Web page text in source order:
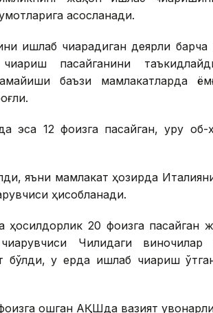
асосланади.
ишлаб чиқарадиган деярли барча
пасайганини
баъзи мамлакатларда
эса 12 фоизга пасайган, қуруқ об-
яъни мамлакат ҳозирда
ҳисобланади.
ҳосилдорлик 20 фоизга пасайган
Чилидаги виночилар
у ерда ишлаб чиқариш
ошган АҚШда вазият